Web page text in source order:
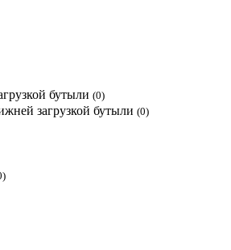
бутыли (0)
загрузкой бутыли (0)
)